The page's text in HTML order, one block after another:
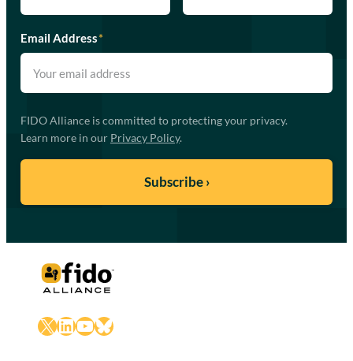
Email Address*
FIDO Alliance is committed to protecting your privacy.
Learn more in our Privacy Policy.
X LinkedIn
YouTube
Bluesky